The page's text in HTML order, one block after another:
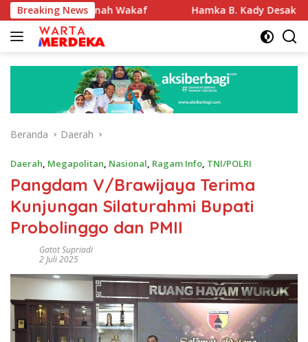
Langsung
ke
konten
Breaking News
Tanah Wakaf Hamka B. Kady Desak Evaluasi
Beranda Daerah
Daerah, Megapolitan, Nasional, Ragam Info, TNI/POLRI
Pangdam V/Brawijaya Terima
Kunjungan Silaturahmi Bupati
Probolinggo dan PMII
Gatot Supriadi
2 Juli 2025